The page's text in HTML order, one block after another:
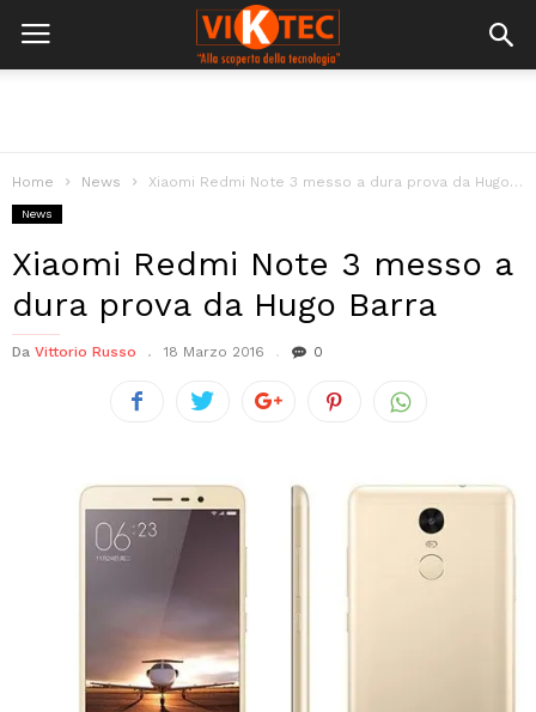
Home News Xiaomi Redmi Note 3 messo a dura prova da Hugo Barra
News
Xiaomi Redmi Note 3 messo a
dura prova da Hugo Barra
Da Vittorio Russo 18 Marzo 2016 0